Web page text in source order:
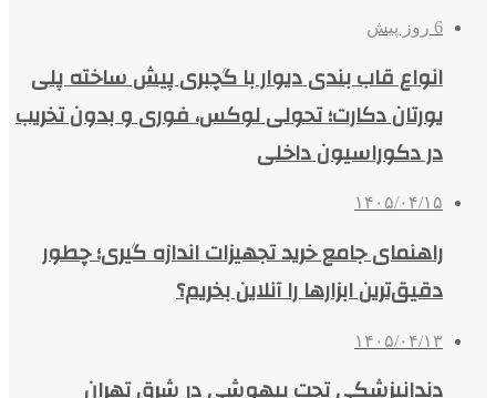
6 روز پیش
انواع قاب بندی دیوار با گچبری پیش ساخته پلی
یورتان دکارت؛ تحولی لوکس، فوری و بدون تخریب
در دکوراسیون داخلی
۱۴۰۵/۰۴/۱۵
راهنمای جامع خرید تجهیزات اندازه گیری؛ چطور
دقیق‌ترین ابزارها را آنلاین بخریم؟
۱۴۰۵/۰۴/۱۳